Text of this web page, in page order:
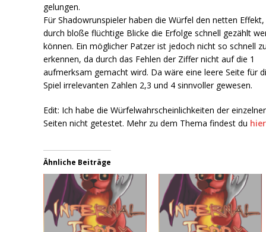
gelungen.
Für Shadowrunspieler haben die Würfel den netten
durch bloße flüchtige Blicke die Erfolge schnell gezählt
können. Ein möglicher Patzer ist jedoch nicht so schnell
erkennen, da durch das Fehlen der Ziffer nicht auf die 1
aufmerksam gemacht wird. Da wäre eine leere Seite für
Spiel irrelevanten Zahlen 2,3 und 4 sinnvoller gewesen.
Edit: Ich habe die Würfelwahrscheinlichkeiten der
Seiten nicht getestet. Mehr zu dem Thema findest du hier
Ähnliche Beiträge